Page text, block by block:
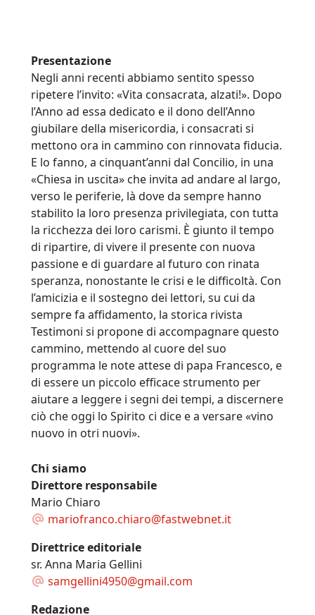
Presentazione
Negli anni recenti abbiamo sentito spesso
ripetere l’invito: «Vita consacrata, alzati!». Dopo
l’Anno ad essa dedicato e il dono dell’Anno
giubilare della misericordia, i consacrati si
mettono ora in cammino con rinnovata fiducia.
E lo fanno, a cinquant’anni dal Concilio, in una
«Chiesa in uscita» che invita ad andare al largo,
verso le periferie, là dove da sempre hanno
stabilito la loro presenza privilegiata, con tutta
la ricchezza dei loro carismi. È giunto il tempo
di ripartire, di vivere il presente con nuova
passione e di guardare al futuro con rinata
speranza, nonostante le crisi e le difficoltà. Con
l’amicizia e il sostegno dei lettori, su cui da
sempre fa affidamento, la storica rivista
Testimoni si propone di accompagnare questo
cammino, mettendo al cuore del suo
programma le note attese di papa Francesco, e
di essere un piccolo efficace strumento per
aiutare a leggere i segni dei tempi, a discernere
ciò che oggi lo Spirito ci dice e a versare «vino
nuovo in otri nuovi».
Chi siamo
Direttore responsabile
Mario Chiaro
mariofranco.chiaro@fastwebnet.it
Direttrice editoriale
sr. Anna Maria Gellini
samgellini4950@gmail.com
Redazione